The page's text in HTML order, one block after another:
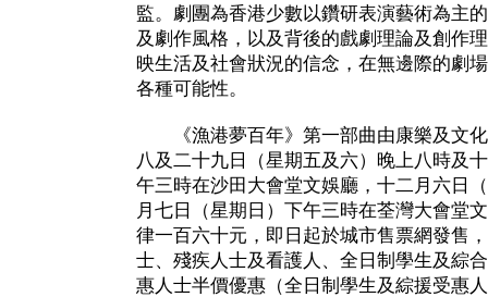
監。劇團為香港少數以鑽研表演藝術為主
及劇作風格，以及背後的戲劇理論及創作
映生活及社會狀況的信念，在無邊際的劇
各種可能性。
《漁港夢百年》第一部曲由康樂及文化
八及二十九日（星期五及六）晚上八時及
午三時在沙田大會堂文娛廳，十二月六日
月七日（星期日）下午三時在荃灣大會堂
律一百六十元，即日起於城市售票網發售
士、殘疾人士及看護人、全日制學生及綜
惠人士半價優惠（全日制學生及綜援受惠